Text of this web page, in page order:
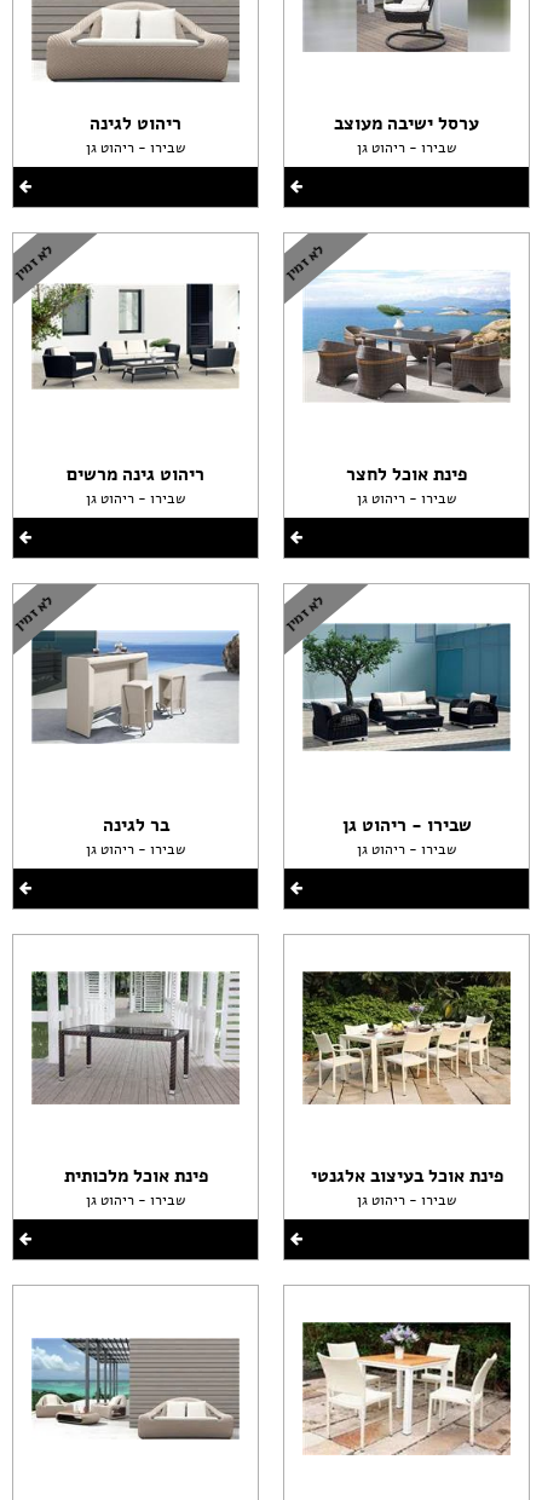
ערסל ישיבה מעוצב
שבירו - ריהוט גן
פינת אוכל לחצר
שבירו - ריהוט גן
שבירו - ריהוט גן
שבירו - ריהוט גן
ריהוט לגינה
שבירו - ריהוט גן
ריהוט גינה מרשים
שבירו - ריהוט גן
בר לגינה
שבירו - ריהוט גן
פינת אוכל בעיצוב אלגנטי
שבירו - ריהוט גן
פינת אוכל מלכותית
שבירו - ריהוט גן